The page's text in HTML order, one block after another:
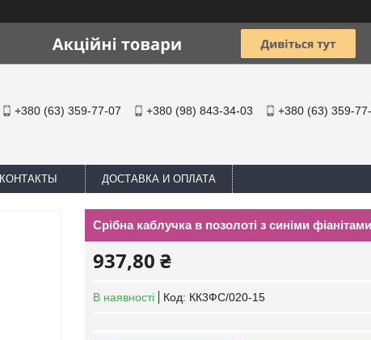
+380 (63) 359-77-07 +380 (98) 843-34-03 +380 (63) 359-
КОНТАКТЫ ДОСТАВКА И ОПЛАТА
Срібна каблучка в позолоті з синіми
937,80 ₴
В наявності Код: КК3ФС/020-15